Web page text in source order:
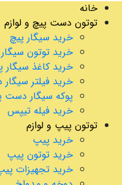
خانه
توتون دست پیچ و لوازم
خرید سیگار پیچ
خرید توتون
خرید کاغذ سیگار
خرید فیلتر
پوکه سیگار دست
خرید فیله تیپس
توتون پیپ و لوازم
خرید پیپ
خرید توتون پیپ
خرید تجهیزات